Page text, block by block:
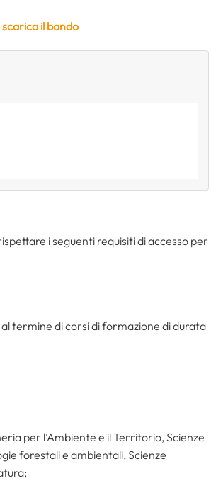
scarica il bando
i seguenti requisiti di accesso per
termine di corsi di formazione di durata
per l’Ambiente e il Territorio, Scienze
forestali e ambientali, Scienze